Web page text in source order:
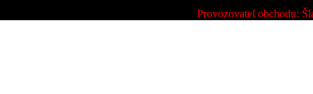
Provozovatel obchodu: